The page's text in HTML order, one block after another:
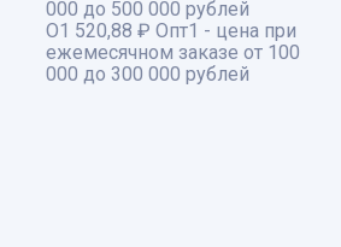
000 до 500 000 рублей
О1 520,88 ₽ Опт1 - цена при
ежемесячном заказе от 100
000 до 300 000 рублей